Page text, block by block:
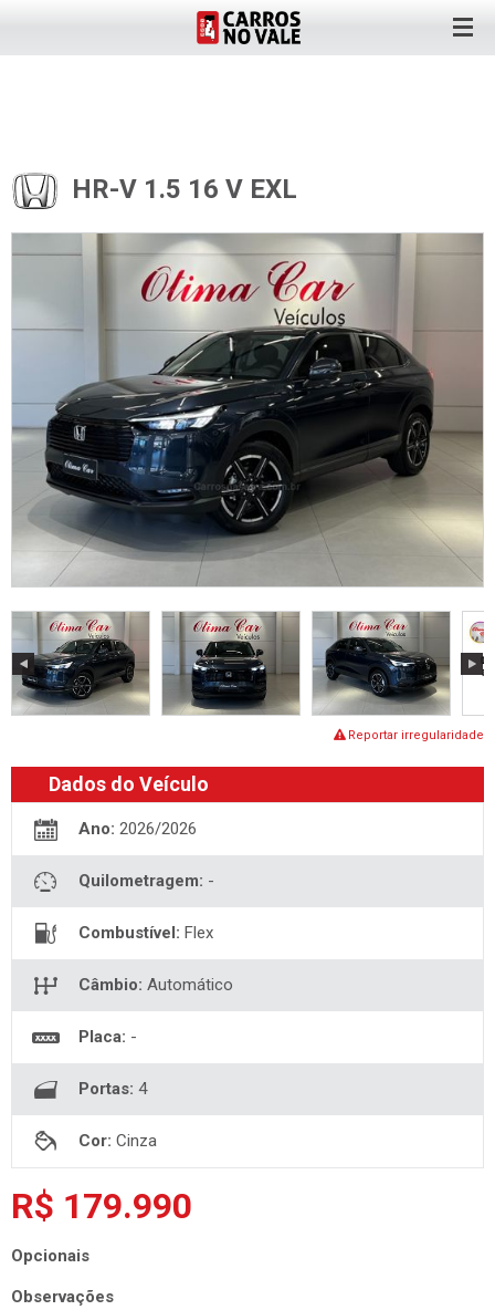
HR-V 1.5 16 V EXL
Reportar irregularidade
Dados do Veículo
Ano: 2026/2026
Quilometragem: -
Combustível: Flex
Câmbio: Automático
Placa: -
Portas: 4
Cor: Cinza
R$ 179.990
Opcionais
Observações